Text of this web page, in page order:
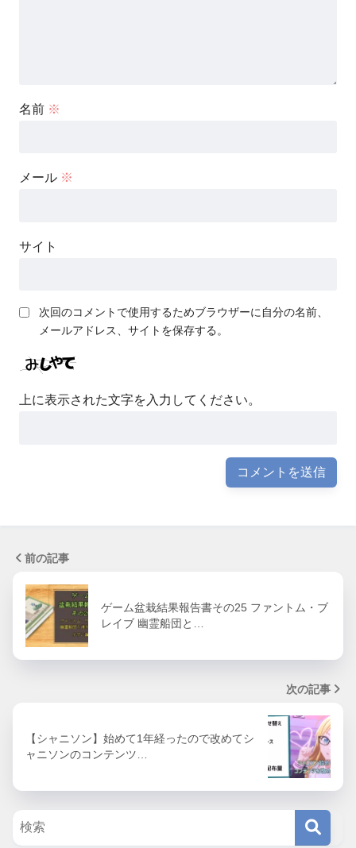
名前 ※
メール ※
サイト
次回のコメントで使用するためブラウザーに自分の名前、
メールアドレス、サイトを保存する。
上に表示された文字を入力してください。
前の記事
ゲーム盆栽結果報告書その25 ファントム・ブ
レイブ 幽霊船団と…
次の記事
【シャニソン】始めて1年経ったので改めてシ
ャニソンのコンテンツ…